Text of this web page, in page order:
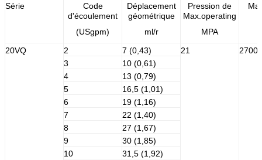
Série
Code
d'écoulement
(USgpm)
Déplacement
géométrique
ml/r
Pression de
Max.operating
MPA
20VQ 2 7 (0,43) 21
2700
3
10 (0,61)
4
13 (0,79)
5
16,5 (1,01)
6
19 (1,16)
7
22 (1,40)
8
27 (1,67)
9
30 (1,85)
10
31,5 (1,92)